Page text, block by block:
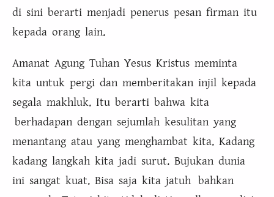
di sini berarti menjadi penerus pesan firman itu
kepada orang lain.
Amanat Agung Tuhan Yesus Kristus meminta
kita untuk pergi dan memberitakan injil kepada
segala makhluk. Itu berarti bahwa kita
berhadapan dengan sejumlah kesulitan yang
menantang atau yang menghambat kita. Kadang
kadang langkah kita jadi surut. Bujukan dunia
ini sangat kuat. Bisa saja kita jatuh bahkan